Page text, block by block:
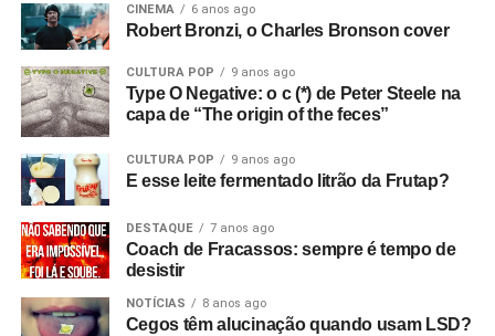
CINEMA 6 anos ago
Robert Bronzi, o Charles Bronson cover
CULTURA POP 9 anos ago
Type O Negative: o c (*) de Peter Steele na
capa de “The origin of the feces”
CULTURA POP 9 anos ago
E esse leite fermentado litrão da Frutap?
DESTAQUE 7 anos ago
Coach de Fracassos: sempre é tempo de
desistir
NOTÍCIAS 8 anos ago
Cegos têm alucinação quando usam LSD?